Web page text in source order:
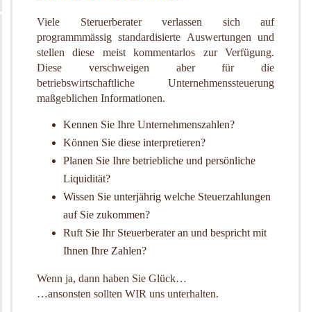
Viele Steruerberater verlassen sich auf
programmmässig standardisierte Auswertungen und
stellen diese meist kommentarlos zur Verfügung.
Diese verschweigen aber für die
betriebswirtschaftliche Unternehmenssteuerung
maßgeblichen Informationen.
Kennen Sie Ihre Unternehmenszahlen?
Können Sie diese interpretieren?
Planen Sie Ihre betriebliche und persönliche
Liquidität?
Wissen Sie unterjährig welche Steuerzahlungen
auf Sie zukommen?
Ruft Sie Ihr Steuerberater an und bespricht mit
Ihnen Ihre Zahlen?
Wenn ja, dann haben Sie Glück…
…ansonsten sollten WIR uns unterhalten.